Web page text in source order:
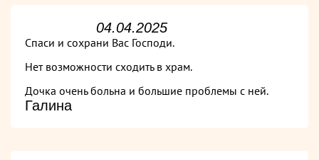
04.04.2025
Спаси и сохрани Вас Господи.
Нет возможности сходить в храм.
Дочка очень больна и большие проблемы с ней.
Галина